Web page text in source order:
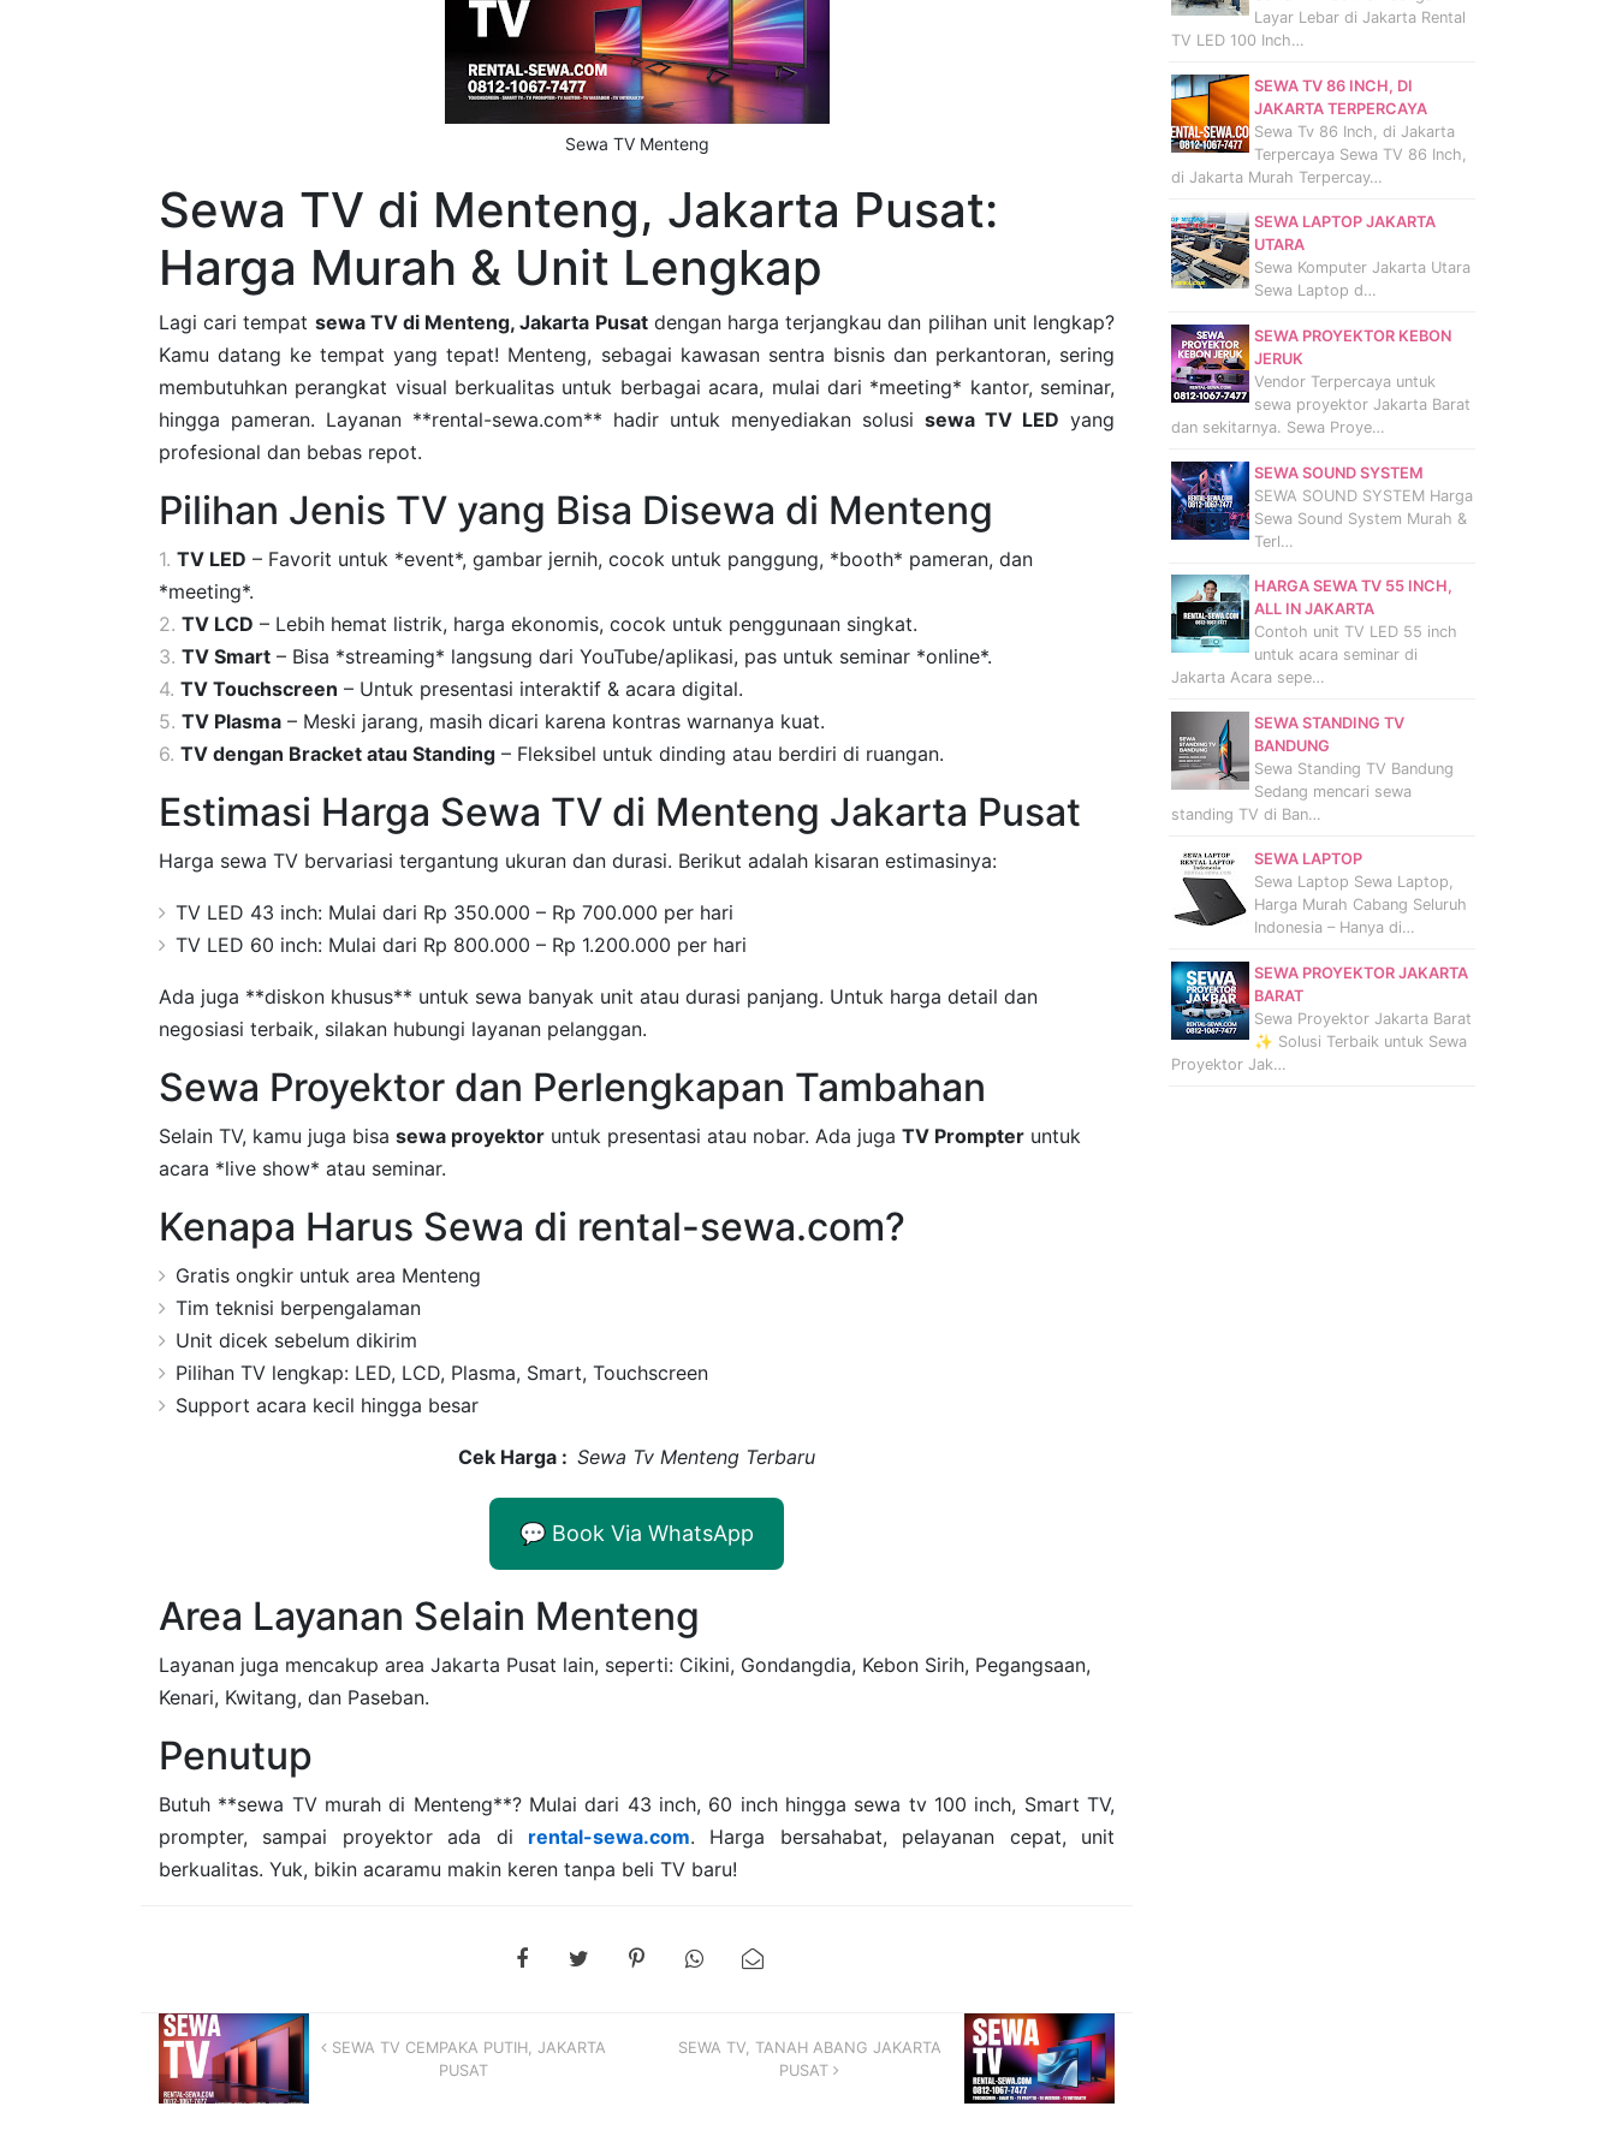
Sewa TV Menteng
Sewa TV di Menteng, Jakarta Pusat:
Harga Murah & Unit Lengkap
Lagi cari tempat sewa TV di Menteng, Jakarta Pusatdengan harga terjangkau dan pilihan unit lengkap?
Kamu datang ke tempat yang tepat! Menteng, sebagai kawasan sentra bisnis dan perkantoran, sering
membutuhkan perangkat visual berkualitas untuk berbagai acara, mulai dari *meeting* kantor, seminar,
hingga pameran. Layanan **rental-sewa.com** hadir untuk menyediakan solusi sewa TV LED yang
profesional dan bebas repot.
Pilihan Jenis TV yang Bisa Disewa di Menteng
TV LED – Favorit untuk *event*, gambar jernih, cocok untuk panggung, *booth* pameran, dan
*meeting*.
TV LCD – Lebih hemat listrik, harga ekonomis, cocok untuk penggunaan singkat.
TV Smart – Bisa *streaming* langsung dari YouTube/aplikasi, pas untuk seminar *online*.
TV Touchscreen – Untuk presentasi interaktif & acara digital.
TV Plasma – Meski jarang, masih dicari karena kontras warnanya kuat.
TV dengan Bracket atau Standing – Fleksibel untuk dinding atau berdiri di ruangan.
Estimasi Harga Sewa TV di Menteng Jakarta Pusat
Harga sewa TV bervariasi tergantung ukuran dan durasi. Berikut adalah kisaran estimasinya:
TV LED 43 inch: Mulai dari Rp 350.000 – Rp 700.000 per hari
TV LED 60 inch: Mulai dari Rp 800.000 – Rp 1.200.000 per hari
Ada juga **diskon khusus** untuk sewa banyak unit atau durasi panjang. Untuk harga detail dan
negosiasi terbaik, silakan hubungi layanan pelanggan.
Sewa Proyektor dan Perlengkapan Tambahan
Selain TV, kamu juga bisa sewa proyektor untuk presentasi atau nobar. Ada juga TV Prompter untuk
acara *live show* atau seminar.
Kenapa Harus Sewa di rental-sewa.com?
Gratis ongkir untuk area Menteng
Tim teknisi berpengalaman
Unit dicek sebelum dikirim
Pilihan TV lengkap: LED, LCD, Plasma, Smart, Touchscreen
Support acara kecil hingga besar
Cek Harga : Sewa Tv Menteng Terbaru
💬 Book Via WhatsApp
Area Layanan Selain Menteng
Layanan juga mencakup area Jakarta Pusat lain, seperti: Cikini, Gondangdia, Kebon Sirih, Pegangsaan,
Kenari, Kwitang, dan Paseban.
Penutup
Butuh **sewa TV murah di Menteng**? Mulai dari 43 inch, 60 inch hingga sewa tv 100 inch, Smart TV,
prompter, sampai proyektor ada di rental-sewa.com. Harga bersahabat, pelayanan cepat, unit
berkualitas. Yuk, bikin acaramu makin keren tanpa beli TV baru!
SEWA TV CEMPAKA PUTIH, JAKARTA
PUSAT
SEWA TV, TANAH ABANG JAKARTA
PUSAT
Layar Lebar di Jakarta Rental
TV LED 100 Inch…
SEWA TV 86 INCH, DI
JAKARTA TERPERCAYA
Sewa Tv 86 Inch, di Jakarta
Terpercaya Sewa TV 86 Inch,
di Jakarta Murah Terpercay…
SEWA LAPTOP JAKARTA
UTARA
Sewa Komputer Jakarta Utara
Sewa Laptop d…
SEWA PROYEKTOR KEBON
JERUK
Vendor Terpercaya untuk
sewa proyektor Jakarta Barat
dan sekitarnya. Sewa Proye…
SEWA SOUND SYSTEM
SEWA SOUND SYSTEM Harga
Sewa Sound System Murah &
Terl…
HARGA SEWA TV 55 INCH,
ALL IN JAKARTA
Contoh unit TV LED 55 inch
untuk acara seminar di
Jakarta Acara sepe…
SEWA STANDING TV
BANDUNG
Sewa Standing TV Bandung
Sedang mencari sewa
standing TV di Ban…
SEWA LAPTOP
Sewa Laptop Sewa Laptop,
Harga Murah Cabang Seluruh
Indonesia – Hanya di…
SEWA PROYEKTOR JAKARTA
BARAT
Sewa Proyektor Jakarta Barat
✨ Solusi Terbaik untuk Sewa
Proyektor Jak…